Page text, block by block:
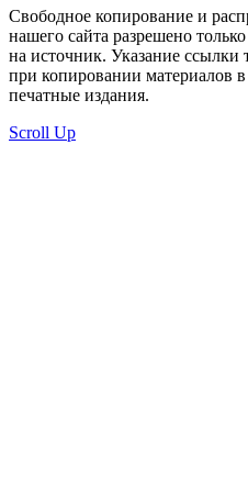
Свободное копирование и
нашего сайта разрешено
на источник. Указание ссылки
при копировании материалов
печатные издания.
Scroll Up